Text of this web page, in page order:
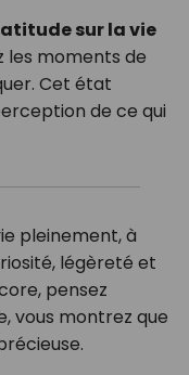
sur la vie
les moments de
Cet état
de ce qui
pleinement, à
légèreté et
pensez
vous montrez que